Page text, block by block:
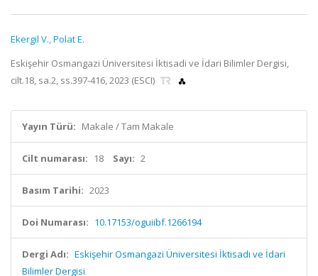
Ekergil V.,Polat E.
Eskişehir Osmangazi Üniversitesi İktisadi ve İdari Bilimler Dergisi,
cilt.18, sa.2, ss.397-416, 2023 (ESCI)
Yayın Türü: Makale / Tam Makale
Cilt numarası: 18 Sayı: 2
Basım Tarihi: 2023
Doi Numarası: 10.17153/oguiibf.1266194
Dergi Adı: Eskişehir Osmangazi Üniversitesi İktisadi ve İdari
Bilimler Dergisi